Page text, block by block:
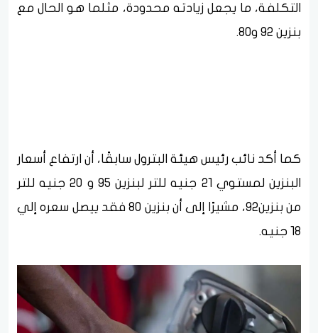
التكلفة، ما يجعل زيادته محدودة، مثلما هو الحال مع
بنزين 92 و80.
كما أكد نائب رئيس هيئة البترول سابقًا، أن ارتفاع أسعار
البنزين لمستوي 21 جنيه للتر لبنزين 95 و 20 جنيه للتر
من بنزين92، مشيرًا إلى أن بنزين 80 فقد ييصل سعره إلي
18 جنيه.